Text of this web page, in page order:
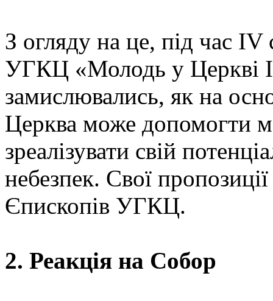
З огляду на це, під час IV
УГКЦ «Молодь у Церкві
замислювались, як на
Церква може допомогти
зреалізувати свій
небезпек. Свої
Єпископів УГКЦ.
2. Реакція на Собор